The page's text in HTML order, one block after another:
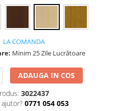
LA COMANDA
Minim 25 Zile Lucrătoare
ADAUGA IN COS
3022437
0771 054 053